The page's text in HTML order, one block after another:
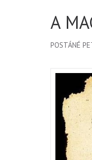
A
POSTÁNÉ